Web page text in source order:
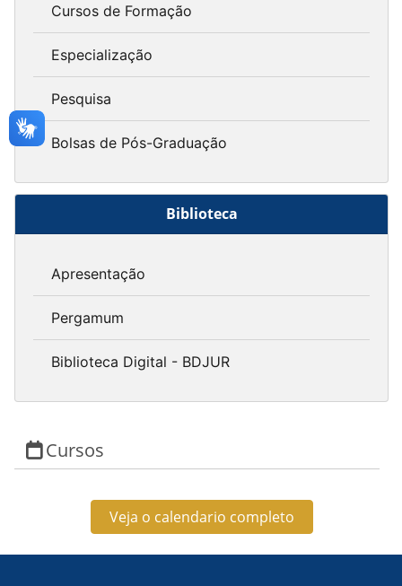
Cursos de Formação
Especialização
Pesquisa
Bolsas de Pós-Graduação
Biblioteca
Apresentação
Pergamum
Biblioteca Digital - BDJUR
Cursos
Veja o calendario completo